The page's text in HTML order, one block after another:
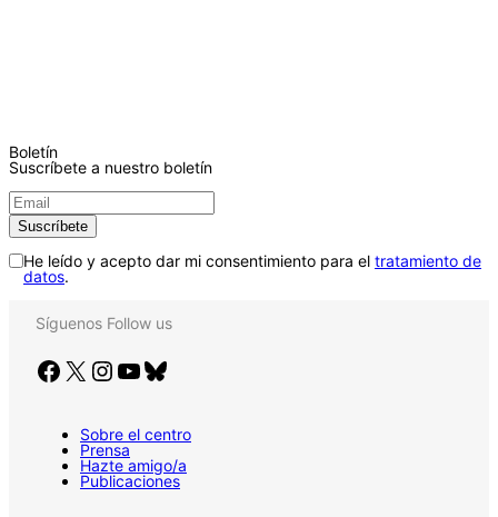
Boletín
Suscríbete a nuestro boletín
He leído y acepto dar mi consentimiento para el tratamiento de
datos.
Síguenos Follow us
Facebook X Instagram YouTube Bluesky
Sobre el centro
Prensa
Hazte amigo/a
Publicaciones